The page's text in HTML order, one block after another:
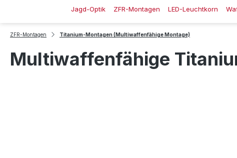
Jagd-Optik ZFR-Montagen LED-Leuchtkorn
ZFR-Montagen Titanium-Montagen (Multiwaffenfähige Montage)
Multiwaffenfähige